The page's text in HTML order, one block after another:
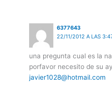
6377643
22/11/2012 A LAS
una pregunta cual es la
porfavor necesito de su
javier1028@hotmail.com